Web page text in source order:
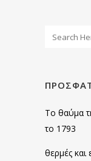
Το θαύμα
το 1793
θερμές και